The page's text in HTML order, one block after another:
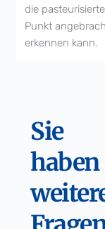
die
Punkt
erkennen kann.
Sie
haben